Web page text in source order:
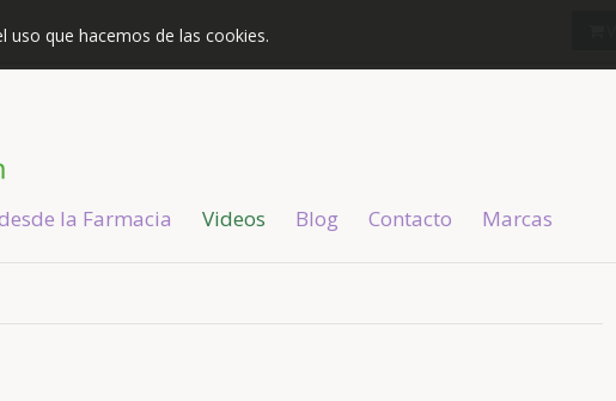
uso que hacemos de las cookies.
la Farmacia Videos Blog Contacto Marcas